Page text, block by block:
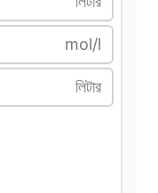
mol/l
লিটার